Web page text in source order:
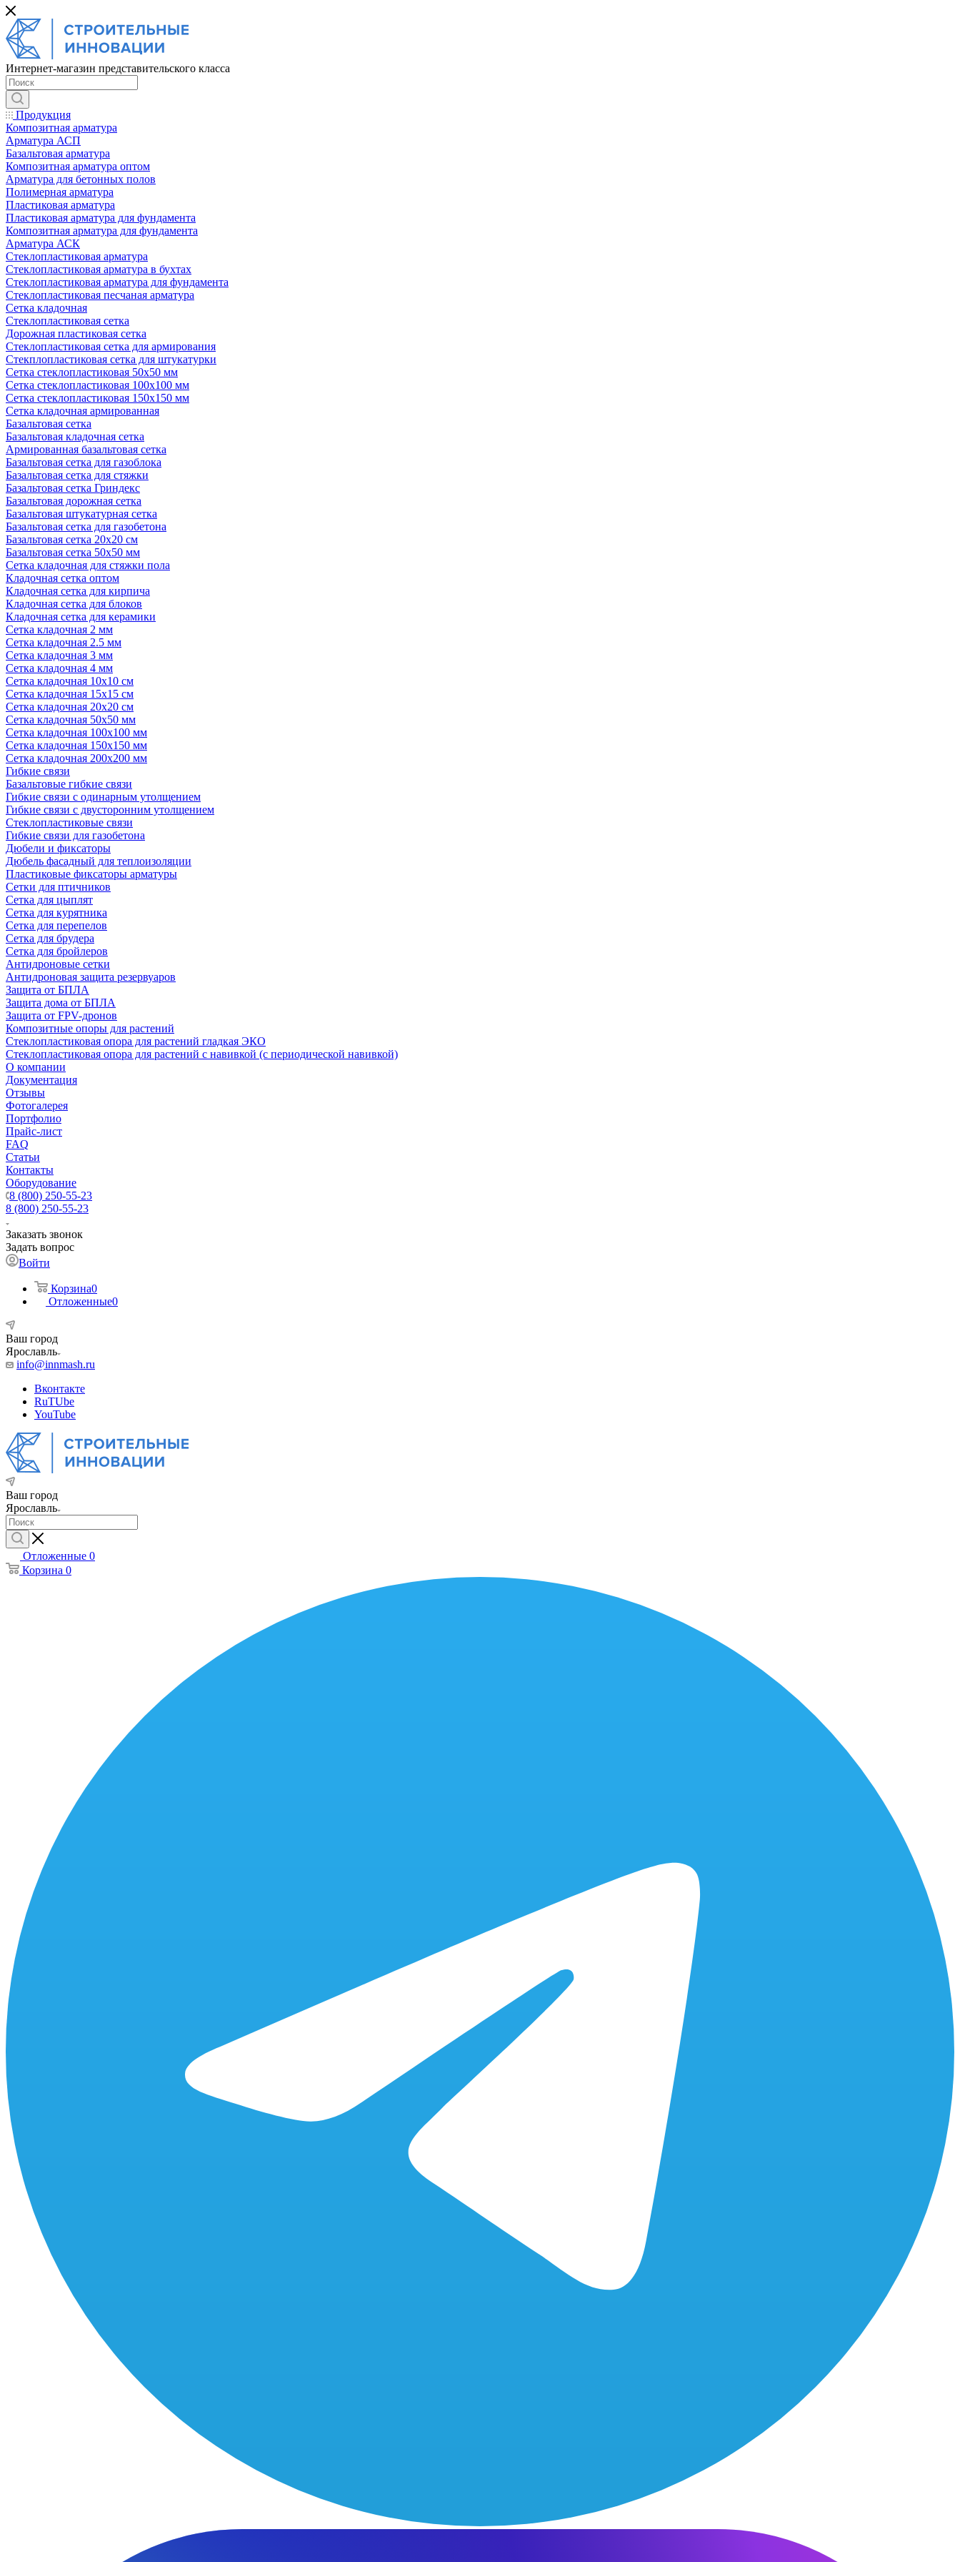
Интернет-магазин представительского класса
Продукция
Композитная арматура
Арматура АСП
Базальтовая арматура
Композитная арматура оптом
Арматура для бетонных полов
Полимерная арматура
Пластиковая арматура
Пластиковая арматура для фундамента
Композитная арматура для фундамента
Арматура АСК
Cтеклопластиковая арматура
Стеклопластиковая арматура в бухтах
Стеклопластиковая арматура для фундамента
Стеклопластиковая песчаная арматура
Сетка кладочная
Стеклопластиковая сетка
Дорожная пластиковая сетка
Стеклопластиковая сетка для армирования
Стекплопластиковая сетка для штукатурки
Сетка стеклопластиковая 50x50 мм
Сетка стеклопластиковая 100x100 мм
Сетка стеклопластиковая 150x150 мм
Сетка кладочная армированная
Базальтовая сетка
Базальтовая кладочная сетка
Армированная базальтовая сетка
Базальтовая сетка для газоблока
Базальтовая сетка для стяжки
Базальтовая сетка Гриндекс
Базальтовая дорожная сетка
Базальтовая штукатурная сетка
Базальтовая сетка для газобетона
Базальтовая сетка 20x20 см
Базальтовая сетка 50x50 мм
Сетка кладочная для стяжки пола
Кладочная сетка оптом
Кладочная сетка для кирпича
Кладочная сетка для блоков
Кладочная сетка для керамики
Сетка кладочная 2 мм
Сетка кладочная 2.5 мм
Сетка кладочная 3 мм
Сетка кладочная 4 мм
Сетка кладочная 10x10 см
Сетка кладочная 15x15 см
Сетка кладочная 20x20 см
Сетка кладочная 50x50 мм
Сетка кладочная 100x100 мм
Сетка кладочная 150x150 мм
Сетка кладочная 200x200 мм
Гибкие связи
Базальтовые гибкие связи
Гибкие связи с одинарным утолщением
Гибкие связи с двусторонним утолщением
Стеклопластиковые связи
Гибкие связи для газобетона
Дюбели и фиксаторы
Дюбель фасадный для теплоизоляции
Пластиковые фиксаторы арматуры
Сетки для птичников
Сетка для цыплят
Сетка для курятника
Сетка для перепелов
Сетка для брудера
Сетка для бройлеров
Антидроновые сетки
Антидроновая защита резервуаров
Защита от БПЛА
Защита дома от БПЛА
Защита от FPV-дронов
Композитные опоры для растений
Стеклопластиковая опора для растений гладкая ЭКО
Стеклопластиковая опора для растений с навивкой (с периодической навивкой)
О компании
Документация
Отзывы
Фотогалерея
Портфолио
Прайс-лист
FAQ
Статьи
Контакты
Оборудование
8 (800) 250-55-23
8 (800) 250-55-23
Заказать звонок
Задать вопрос
Войти
Корзина0
Отложенные0
Ваш город
Ярославль
info@innmash.ru
Вконтакте
RuTUbe
YouTube
Ваш город
Ярославль
Отложенные 0
Корзина 0